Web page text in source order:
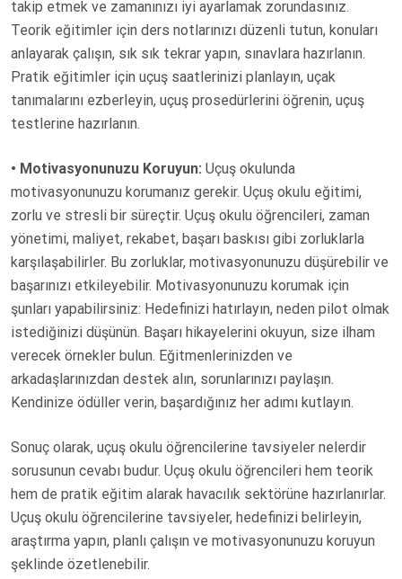
takip etmek ve zamanınızı iyi ayarlamak zorundasınız.
Teorik eğitimler için ders notlarınızı düzenli tutun, konuları
anlayarak çalışın, sık sık tekrar yapın, sınavlara hazırlanın.
Pratik eğitimler için uçuş saatlerinizi planlayın, uçak
tanımalarını ezberleyin, uçuş prosedürlerini öğrenin, uçuş
testlerine hazırlanın.
• Motivasyonunuzu Koruyun: Uçuş okulunda
motivasyonunuzu korumanız gerekir. Uçuş okulu eğitimi,
zorlu ve stresli bir süreçtir. Uçuş okulu öğrencileri, zaman
yönetimi, maliyet, rekabet, başarı baskısı gibi zorluklarla
karşılaşabilirler. Bu zorluklar, motivasyonunuzu düşürebilir ve
başarınızı etkileyebilir. Motivasyonunuzu korumak için
şunları yapabilirsiniz: Hedefinizi hatırlayın, neden pilot olmak
istediğinizi düşünün. Başarı hikayelerini okuyun, size ilham
verecek örnekler bulun. Eğitmenlerinizden ve
arkadaşlarınızdan destek alın, sorunlarınızı paylaşın.
Kendinize ödüller verin, başardığınız her adımı kutlayın.
Sonuç olarak, uçuş okulu öğrencilerine tavsiyeler nelerdir
sorusunun cevabı budur. Uçuş okulu öğrencileri hem teorik
hem de pratik eğitim alarak havacılık sektörüne hazırlanırlar.
Uçuş okulu öğrencilerine tavsiyeler, hedefinizi belirleyin,
araştırma yapın, planlı çalışın ve motivasyonunuzu koruyun
şeklinde özetlenebilir.